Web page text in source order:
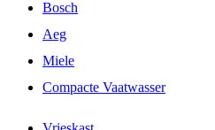
Bosch
Aeg
Miele
Compacte Vaatwasser